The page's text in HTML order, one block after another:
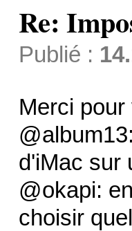
Re:
Publié :
Merci
d'iMac sur
@okapi:
choisir